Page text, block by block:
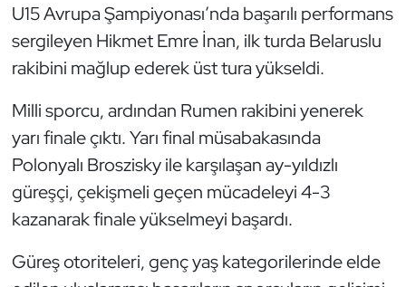
U15 Avrupa Şampiyonası’nda başarılı performans
sergileyen Hikmet Emre İnan, ilk turda Belaruslu
rakibini mağlup ederek üst tura yükseldi.
Milli sporcu, ardından Rumen rakibini yenerek
yarı finale çıktı. Yarı final müsabakasında
Polonyalı Broszisky ile karşılaşan ay-yıldızlı
güreşçi, çekişmeli geçen mücadeleyi 4-3
kazanarak finale yükselmeyi başardı.
Güreş otoriteleri, genç yaş kategorilerinde elde
Halter
Hava Sporları
Hentbol
İşitme Engelli Sporcular
Judo ve Kuraş